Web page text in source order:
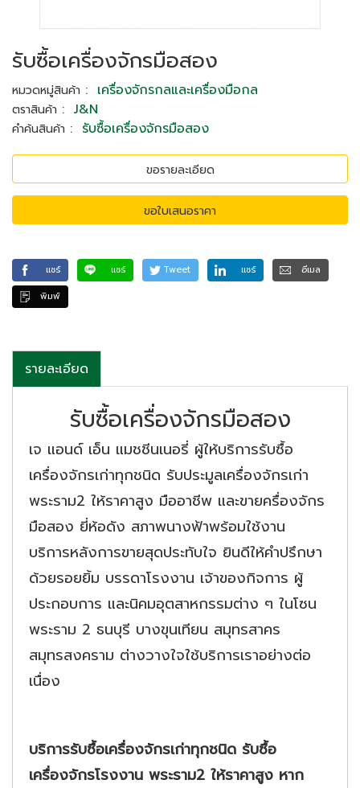
รับซื้อเครื่องจักรมือสอง
หมวดหมู่สินค้า : เครื่องจักรกลและเครื่องมือกล
ตราสินค้า : J&N
คำค้นสินค้า : รับซื้อเครื่องจักรมือสอง
ขอรายละเอียด
ขอใบเสนอราคา
แชร์ แชร์ Tweet แชร์
อีเมล
พิมพ์
รายละเอียด
รับซื้อเครื่องจักรมือสอง
เจ แอนด์ เอ็น แมชชีนเนอรี่ ผู้ให้บริการรับซื้อ
เครื่องจักรเก่าทุกชนิด รับประมูลเครื่องจักรเก่า
พระราม2 ให้ราคาสูง มืออาชีพ และขายครื่องจักร
มือสอง ยี่ห้อดัง สภาพนางฟ้าพร้อมใช้งาน
บริการหลังการขายสุดประทับใจ ยินดีให้คำปรึกษา
ด้วยรอยยิ้ม บรรดาโรงงาน เจ้าของกิจการ ผู้
ประกอบการ และนิคมอุตสาหกรรมต่าง ๆ ในโซน
พระราม 2 ธนบุรี บางขุนเทียน สมุทรสาคร
สมุทรสงคราม ต่างวางใจใช้บริการเราอย่างต่อ
เนื่อง
บริการรับซื้อเครื่องจักรเก่าทุกชนิด รับซื้อ
เครื่องจักรโรงงาน พระราม2 ให้ราคาสูง หาก